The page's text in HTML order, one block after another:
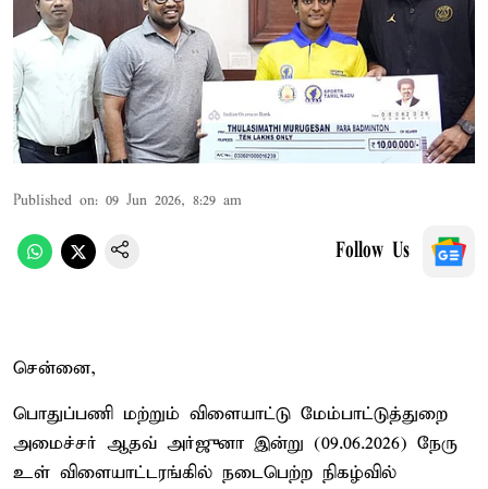
Published on: 09 Jun 2026, 8:29 am
Follow Us
சென்னை,
பொதுப்பணி மற்றும் விளையாட்டு மேம்பாட்டுத்துறை
அமைச்சர் ஆதவ் அர்ஜுனா இன்று (09.06.2026) நேரு
உள் விளையாட்டரங்கில் நடைபெற்ற நிகழ்வில்